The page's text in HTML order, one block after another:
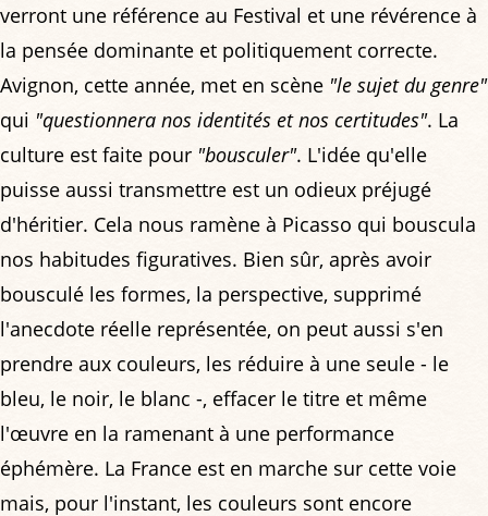
verront une référence au Festival et une révérence à
la pensée dominante et politiquement correcte.
Avignon, cette année, met en scène "le sujet du genre"
qui "questionnera nos identités et nos certitudes". La
culture est faite pour "bousculer". L'idée qu'elle
puisse aussi transmettre est un odieux préjugé
d'héritier. Cela nous ramène à Picasso qui bouscula
nos habitudes figuratives. Bien sûr, après avoir
bousculé les formes, la perspective, supprimé
l'anecdote réelle représentée, on peut aussi s'en
prendre aux couleurs, les réduire à une seule - le
bleu, le noir, le blanc -, effacer le titre et même
l'œuvre en la ramenant à une performance
éphémère. La France est en marche sur cette voie
mais, pour l'instant, les couleurs sont encore